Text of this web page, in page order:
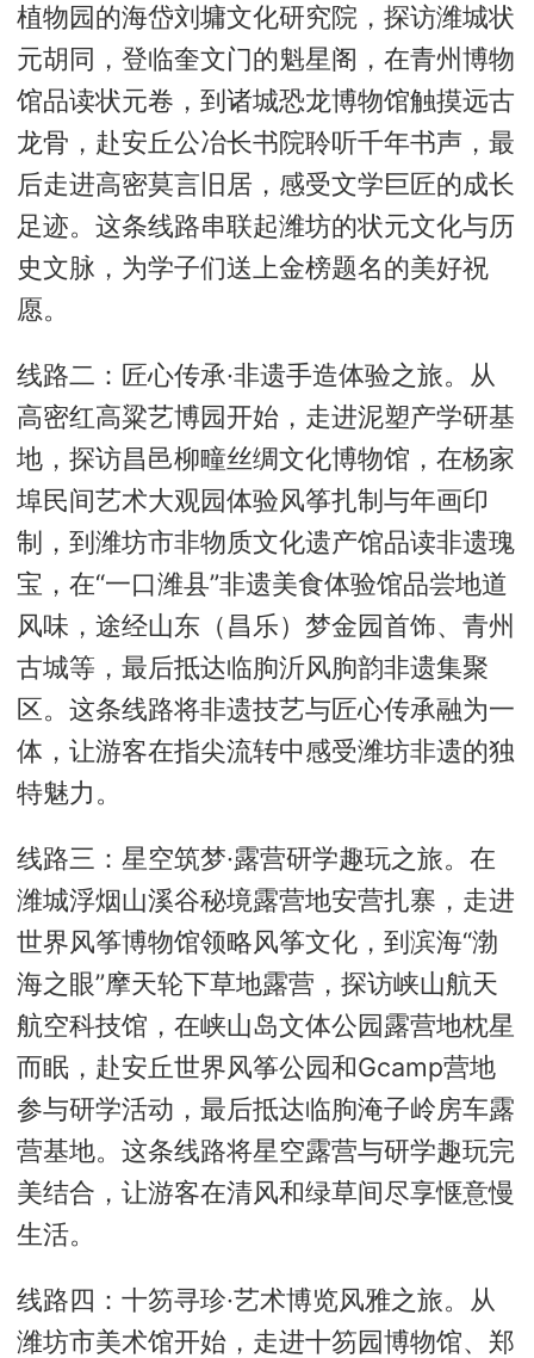
植物园的海岱刘墉文化研究院，探访潍城状
元胡同，登临奎文门的魁星阁，在青州博物
馆品读状元卷，到诸城恐龙博物馆触摸远古
龙骨，赴安丘公冶长书院聆听千年书声，最
后走进高密莫言旧居，感受文学巨匠的成长
足迹。这条线路串联起潍坊的状元文化与历
史文脉，为学子们送上金榜题名的美好祝
愿。
线路二：匠心传承·非遗手造体验之旅。从
高密红高粱艺博园开始，走进泥塑产学研基
地，探访昌邑柳疃丝绸文化博物馆，在杨家
埠民间艺术大观园体验风筝扎制与年画印
制，到潍坊市非物质文化遗产馆品读非遗瑰
宝，在“一口潍县”非遗美食体验馆品尝地道
风味，途经山东（昌乐）梦金园首饰、青州
古城等，最后抵达临朐沂风朐韵非遗集聚
区。这条线路将非遗技艺与匠心传承融为一
体，让游客在指尖流转中感受潍坊非遗的独
特魅力。
线路三：星空筑梦·露营研学趣玩之旅。在
潍城浮烟山溪谷秘境露营地安营扎寨，走进
世界风筝博物馆领略风筝文化，到滨海“渤
海之眼”摩天轮下草地露营，探访峡山航天
航空科技馆，在峡山岛文体公园露营地枕星
而眠，赴安丘世界风筝公园和Gcamp营地
参与研学活动，最后抵达临朐淹子岭房车露
营基地。这条线路将星空露营与研学趣玩完
美结合，让游客在清风和绿草间尽享惬意慢
生活。
线路四：十笏寻珍·艺术博览风雅之旅。从
潍坊市美术馆开始，走进十笏园博物馆、郑